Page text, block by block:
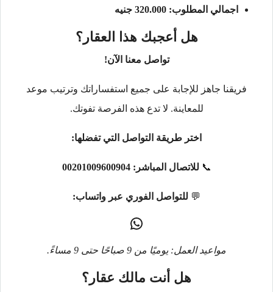
اجمالي المطلوب: 320.000 جنيه
هل أعجبك هذا العقار؟
تواصل معنا الآن!
فريقنا جاهز للإجابة على جميع استفساراتك وترتيب موعد
للمعاينة. لا تدع هذه الفرصة تفوتك.
اختر طريقة التواصل التي تفضلها:
📞 للاتصال المباشر: 00201009600904
💬 للتواصل الفوري عبر واتساب:
مواعيد العمل: يوميًا من 9 صباحًا حتى 9 مساءً.
هل أنت مالك عقار؟